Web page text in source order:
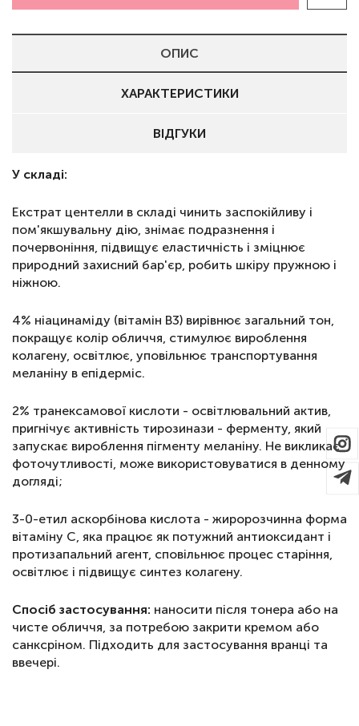
ОПИС
ХАРАКТЕРИСТИКИ
ВІДГУКИ
У складі:
Екстрат центелли в складі чинить заспокійливу і
пом'якшувальну дію, знімає подразнення і
почервоніння, підвищує еластичність і зміцнює
природний захисний бар'єр, робить шкіру пружною і
ніжною.
4% ніацинаміду (вітамін B3) вирівнює загальний тон,
покращує колір обличчя, стимулює вироблення
колагену, освітлює, уповільнює транспортування
меланіну в епідерміс.
2% транексамової кислоти - освітлювальний актив,
пригнічує активність тирозинази - ферменту, який
запускає вироблення пігменту меланіну. Не викликає
фоточутливості, може використовуватися в денному
догляді;
3-0-етил аскорбінова кислота - жиророзчинна форма
вітаміну C, яка працює як потужний антиоксидант і
протизапальний агент, сповільнює процес старіння,
освітлює і підвищує синтез колагену.
Спосіб застосування: наносити після тонера або на
чисте обличчя, за потребою закрити кремом або
санксріном. Підходить для застосування вранці та
ввечері.